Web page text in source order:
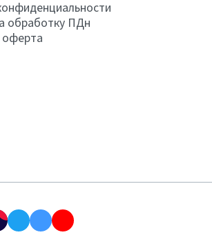
обработку ПДн
оферта